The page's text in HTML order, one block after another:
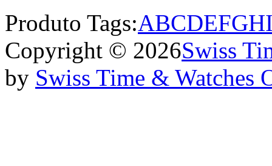
Produto Tags:ABCDEFGH
Copyright © 2026Swiss
by Swiss Time & Watches